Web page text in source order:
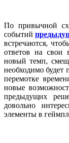
По привычной
событий
встречаются,
ответов на свои
новый темп,
необходимо будет
перемотке
новые
предыдущих
довольно
элементы в